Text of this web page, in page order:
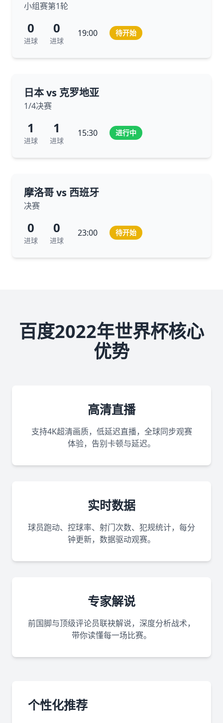
小组赛第1轮
0
进球
0
进球
19:00 待开始
日本 vs 克罗地亚
1/4决赛
1
进球
1
进球
15:30 进行中
摩洛哥 vs 西班牙
决赛
0
进球
0
进球
23:00 待开始
百度2022年世界杯核心
优势
高清直播
支持4K超清画质，低延迟直播，全球同步观赛
体验，告别卡顿与延迟。
实时数据
球员跑动、控球率、射门次数、犯规统计，每分
钟更新，数据驱动观赛。
专家解说
前国脚与顶级评论员联袂解说，深度分析战术，
带你读懂每一场比赛。
个性化推荐